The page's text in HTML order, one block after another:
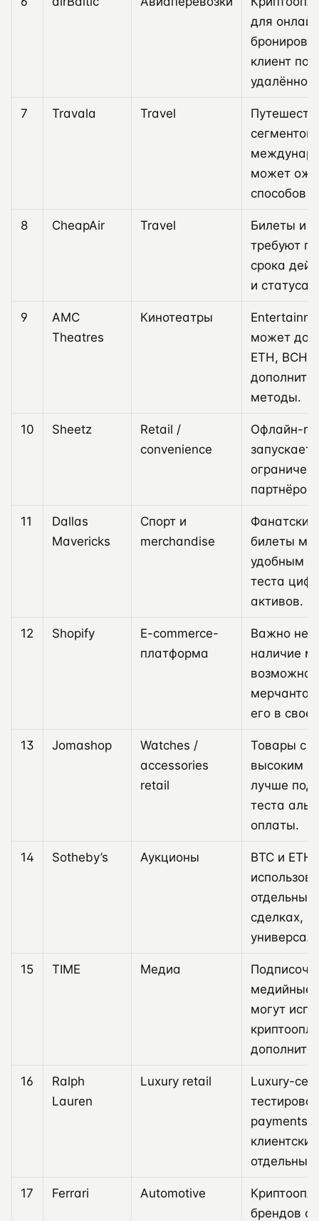
для
клиент
удалённо.
7 Travala Travel
сегментов,
может
способов
8 CheapAir Travel
Билеты и
требуют
срока
и статуса
9
AMC
Theatres
Кинотеатры
может
ETH, BCH
методы.
10 Sheetz
Retail /
convenience
Офлайн-
запускает
партнёров.
11
Dallas
Mavericks
Спорт и
merchandise
билеты
удобным
теста
активов.
12 Shopify
E-commerce-
платформа
Важно не
наличие
мерчанта
его в
13 Jomashop
Watches /
accessories
retail
Товары с
высоким
лучше
теста
оплаты.
14 Sotheby’s Аукционы
BTC и ETH
сделках,
15 TIME Медиа
медийные
могут
16
Ralph
Lauren
Luxury retail
Luxury-
payments
отдельных
17 Ferrari Automotive
брендов